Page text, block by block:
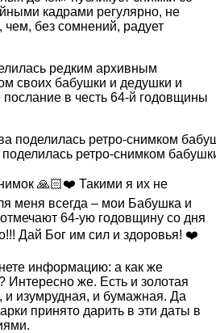
кадрами регулярно, не
без сомнений, радует
редким архивным
своих бабушки и дедушки и
в честь 64-й годовщины
ретро-снимком
🙏🏻❤️ Такими я их не
меня всегда – мои Бабушка и
64-ую годовщину со дня
Дай Бог им сил и здоровья! ❤️
информацию: а как же
Интересно же. Есть и золотая
и изумрудная, и бумажная. Да
принято дарить в эти даты в